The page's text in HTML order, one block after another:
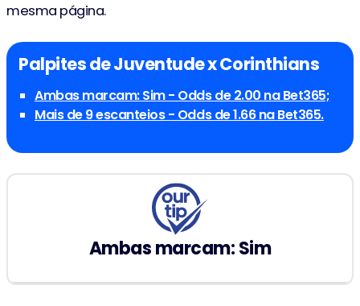
27' Gabriel Taliari
mesma página.
Palpites de Juventude x Corinthians
Ambas marcam: Sim - Odds de 2.00 na Bet365;
Mais de 9 escanteios - Odds de 1.66 na Bet365.
Ambas marcam: Sim